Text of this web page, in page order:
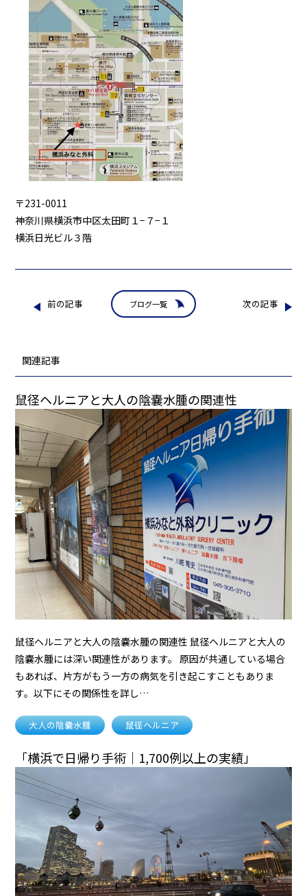
〒231-0011
神奈川県横浜市中区太田町１−７−１
横浜日光ビル３階
前の記事 ブログ一覧 次の記事
関連記事
鼠径ヘルニアと大人の陰嚢水腫の関連性
鼠径ヘルニアと大人の陰嚢水腫の関連性 鼠径ヘルニアと大人の
陰嚢水腫には深い関連性があります。 原因が共通している場合
もあれば、片方がもう一方の病気を引き起こすこともありま
す。以下にその関係性を詳し…
大人の陰嚢水腫 鼠径ヘルニア
「横浜で日帰り手術｜1,700例以上の実績」